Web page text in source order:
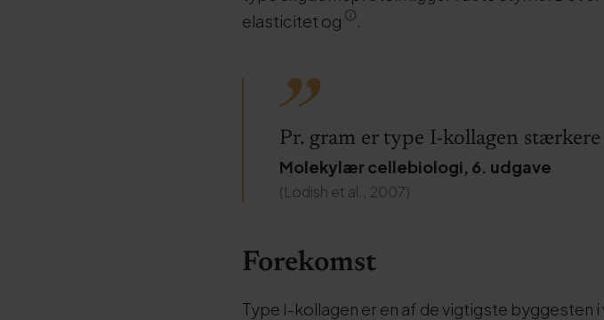
elasticitet og
.
Pr. gram er type I-kollagen stærkere
Molekylær cellebiologi, 6. udgave
(Lodish et al., 2007)
Forekomst
Type I-kollagen er en af de vigtigste byggesten